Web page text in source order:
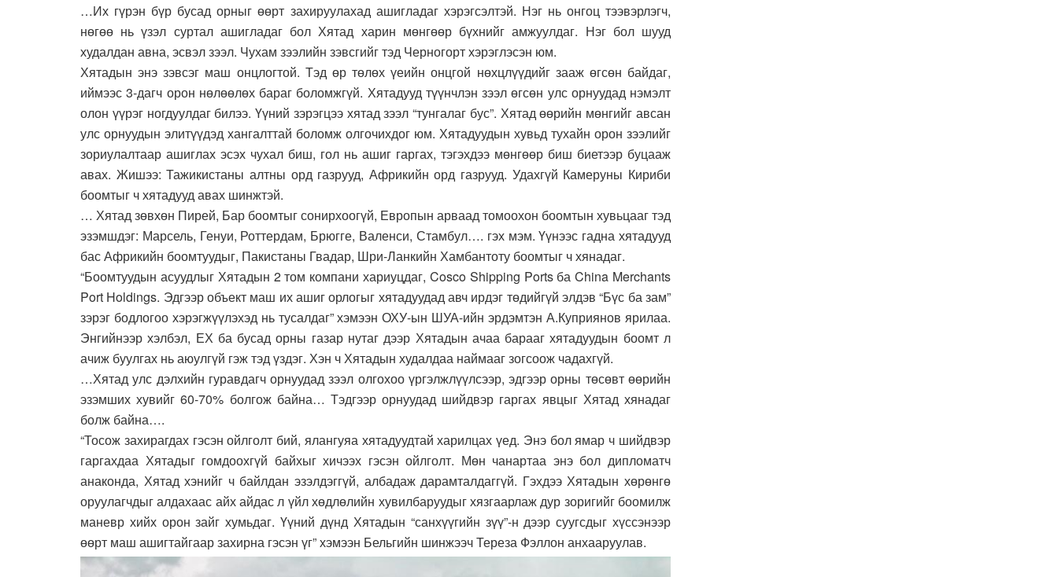
…Их гүрэн бүр бусад орныг өөрт захируулахад ашигладаг хэрэгсэлтэй. Нэг нь онгоц тээвэрлэгч,
нөгөө нь үзэл суртал ашигладаг бол Хятад харин мөнгөөр бүхнийг амжуулдаг. Нэг бол шууд
худалдан авна, эсвэл зээл. Чухам зээлийн зэвсгийг тэд Черногорт хэрэглэсэн юм.
Хятадын энэ зэвсэг маш онцлогтой. Тэд өр төлөх үеийн онцгой нөхцлүүдийг зааж өгсөн байдаг,
иймээс 3-дагч орон нөлөөлөх бараг боломжгүй. Хятадууд түүнчлэн зээл өгсөн улс орнуудад нэмэлт
олон үүрэг ногдуулдаг билээ. Үүний зэрэгцээ хятад зээл “тунгалаг бус”. Хятад өөрийн мөнгийг авсан
улс орнуудын элитүүдэд хангалттай боломж олгочихдог юм. Хятадуудын хувьд тухайн орон зээлийг
зориулалтаар ашиглах эсэх чухал биш, гол нь ашиг гаргах, тэгэхдээ мөнгөөр биш биетээр буцааж
авах. Жишээ: Тажикистаны алтны орд газрууд, Африкийн орд газрууд. Удахгүй Камеруны Кириби
боомтыг ч хятадууд авах шинжтэй.
… Хятад зөвхөн Пирей, Бар боомтыг сонирхоогүй, Европын арваад томоохон боомтын хувьцааг тэд
эзэмшдэг: Марсель, Генуи, Роттердам, Брюгге, Валенси, Стамбул…. гэх мэм. Үүнээс гадна хятадууд
бас Африкийн боомтуудыг, Пакистаны Гвадар, Шри-Ланкийн Хамбантоту боомтыг ч хянадаг.
“Боомтуудын асуудлыг Хятадын 2 том компани хариуцдаг, Cosco Shipping Ports ба China Merchants
Port Holdings. Эдгээр объект маш их ашиг орлогыг хятадуудад авч ирдэг төдийгүй элдэв “Бүс ба зам”
зэрэг бодлогоо хэрэгжүүлэхэд нь тусалдаг” хэмээн ОХУ-ын ШУА-ийн эрдэмтэн А.Куприянов ярилаа.
Энгийнээр хэлбэл, ЕХ ба бусад орны газар нутаг дээр Хятадын ачаа барааг хятадуудын боомт л
ачиж буулгах нь аюулгүй гэж тэд үздэг. Хэн ч Хятадын худалдаа наймааг зогсоож чадахгүй.
…Хятад улс дэлхийн гуравдагч орнуудад зээл олгохоо үргэлжлүүлсээр, эдгээр орны төсөвт өөрийн
эзэмших хувийг 60-70% болгож байна… Тэдгээр орнуудад шийдвэр гаргах явцыг Хятад хянадаг
болж байна….
“Тосож захирагдах гэсэн ойлголт бий, ялангуяа хятадуудтай харилцах үед. Энэ бол ямар ч шийдвэр
гаргахдаа Хятадыг гомдоохгүй байхыг хичээх гэсэн ойлголт. Мөн чанартаа энэ бол дипломатч
анаконда, Хятад хэнийг ч байлдан эзэлдэггүй, албадаж дарамталдаггүй. Гэхдээ Хятадын хөрөнгө
оруулагчдыг алдахаас айх айдас л үйл хөдлөлийн хувилбаруудыг хязгаарлаж дур зоригийг боомилж
маневр хийх орон зайг хумьдаг. Үүний дүнд Хятадын “санхүүгийн зүү”-н дээр суугсдыг хүссэнээр
өөрт маш ашигтайгаар захирна гэсэн үг” хэмээн Бельгийн шинжээч Тереза Фэллон анхааруулав.